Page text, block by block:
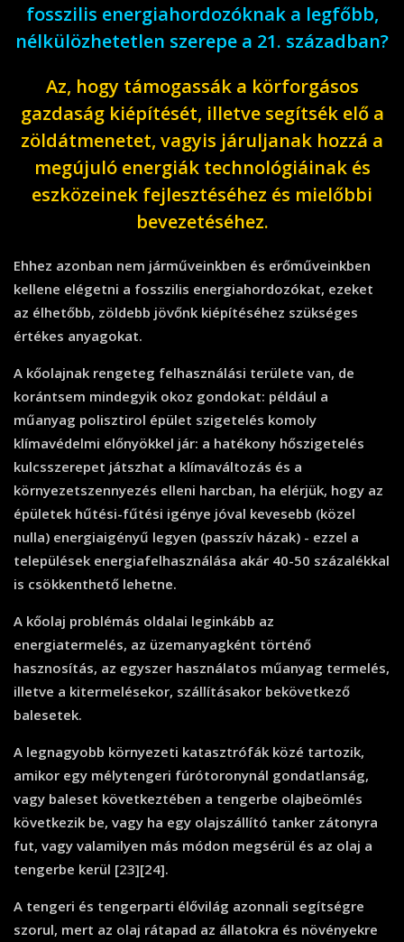
fosszilis energiahordozóknak a legfőbb,
nélkülözhetetlen szerepe a 21. században?
Az, hogy támogassák a körforgásos
gazdaság kiépítését, illetve segítsék elő a
zöldátmenetet, vagyis járuljanak hozzá a
megújuló energiák technológiáinak és
eszközeinek fejlesztéséhez és mielőbbi
bevezetéséhez.
Ehhez azonban nem járműveinkben és erőműveinkben
kellene elégetni a fosszilis energiahordozókat, ezeket
az élhetőbb, zöldebb jövőnk kiépítéséhez szükséges
értékes anyagokat.
A kőolajnak rengeteg felhasználási területe van, de
korántsem mindegyik okoz gondokat: például a
műanyag polisztirol épület szigetelés komoly
klímavédelmi előnyökkel jár: a hatékony hőszigetelés
kulcsszerepet játszhat a klímaváltozás és a
környezetszennyezés elleni harcban, ha elérjük, hogy az
épületek hűtési-fűtési igénye jóval kevesebb (közel
nulla) energiaigényű legyen (passzív házak) - ezzel a
települések energiafelhasználása akár 40-50 százalékkal
is csökkenthető lehetne.
A kőolaj problémás oldalai leginkább az
energiatermelés, az üzemanyagként történő
hasznosítás, az egyszer használatos műanyag termelés,
illetve a kitermelésekor, szállításakor bekövetkező
balesetek.
A legnagyobb környezeti katasztrófák közé tartozik,
amikor egy mélytengeri fúrótoronynál gondatlanság,
vagy baleset következtében a tengerbe olajbeömlés
következik be, vagy ha egy olajszállító tanker zátonyra
fut, vagy valamilyen más módon megsérül és az olaj a
tengerbe kerül [23][24].
A tengeri és tengerparti élővilág azonnali segítségre
szorul, mert az olaj rátapad az állatokra és növényekre